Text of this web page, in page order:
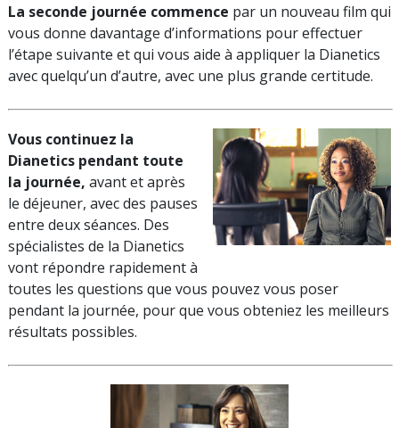
La seconde journée commence par un nouveau film qui
vous donne davantage d’informations pour effectuer
l’étape suivante et qui vous aide à appliquer la Dianetics
avec quelqu’un d’autre, avec une plus grande certitude.
Vous continuez la
Dianetics pendant toute
la journée, avant et après
le déjeuner, avec des pauses
entre deux séances. Des
spécialistes de la Dianetics
vont répondre rapidement à
toutes les questions que vous pouvez vous poser
pendant la journée, pour que vous obteniez les meilleurs
résultats possibles.